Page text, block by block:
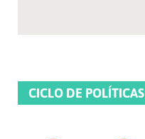
CICLO DE POLÍTICAS